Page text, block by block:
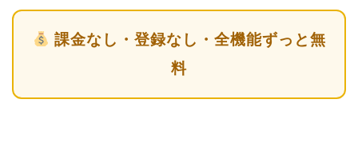
課金なし・登録なし・全機能ずっと無
料